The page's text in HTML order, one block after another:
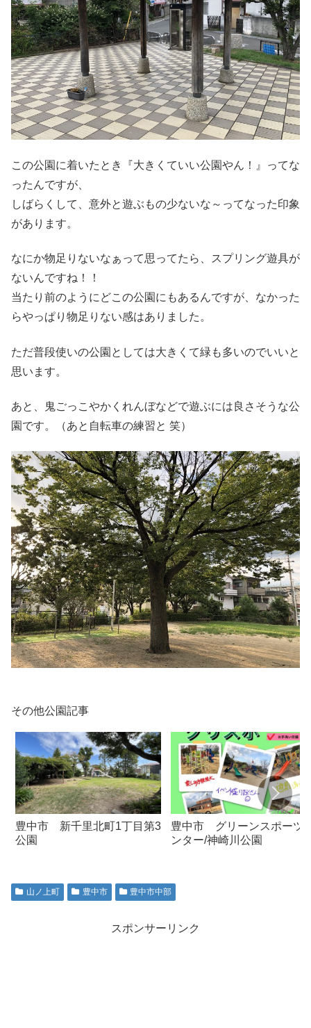
この公園に着いたとき『大きくていい公園やん！』ってな
ったんですが、
しばらくして、意外と遊ぶもの少ないな～ってなった印象
があります。
なにか物足りないなぁって思ってたら、スプリング遊具が
ないんですね！！
当たり前のようにどこの公園にもあるんですが、なかった
らやっぱり物足りない感はありました。
ただ普段使いの公園としては大きくて緑も多いのでいいと
思います。
あと、鬼ごっこやかくれんぼなどで遊ぶには良さそうな公
園です。（あと自転車の練習と 笑）
その他公園記事
豊中市 新千里北町1丁目第3
公園
豊中市 グリーンスポーツ
ンター/神崎川公園
山ノ上町 豊中市 豊中市中部
スポンサーリンク